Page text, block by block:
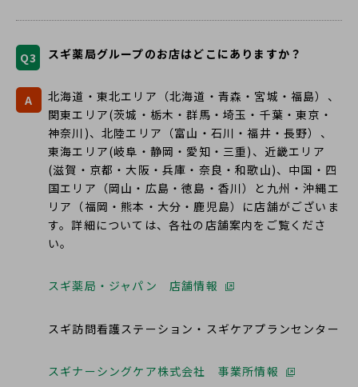
Q3 スギ薬局グループのお店はどこにありますか？
A
北海道・東北エリア（北海道・青森・宮城・福島）、
関東エリア(茨城・栃木・群馬・埼玉・千葉・東京・
神奈川)、北陸エリア（富山・石川・福井・長野）、
東海エリア(岐阜・静岡・愛知・三重)、近畿エリア
(滋賀・京都・大阪・兵庫・奈良・和歌山)、中国・四
国エリア（岡山・広島・徳島・香川）と九州・沖縄エ
リア（福岡・熊本・大分・鹿児島）に店舗がございま
す。詳細については、各社の店舗案内をご覧くださ
い。
スギ薬局・ジャパン 店舗情報 別
ィ
ウ
スギ訪問看護ステーション・スギケアプランセンター
スギナーシングケア株式会社 事業所情報 別